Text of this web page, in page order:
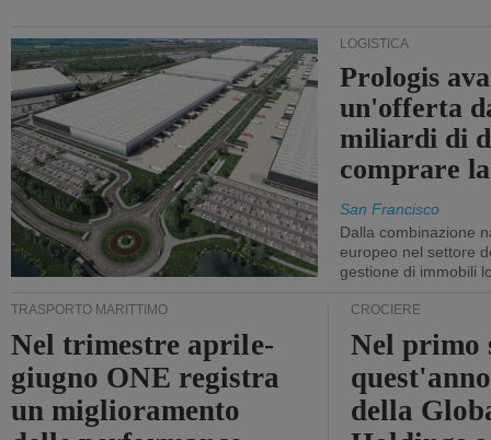
LOGISTICA
Prologis
un'offerta
miliardi di
comprare
San Francisco
Dalla combinazione
europeo nel settore
gestione di immobili
TRASPORTO MARITTIMO
Nel trimestre aprile-
giugno ONE registra
un miglioramento
CROCIERE
Nel primo
della